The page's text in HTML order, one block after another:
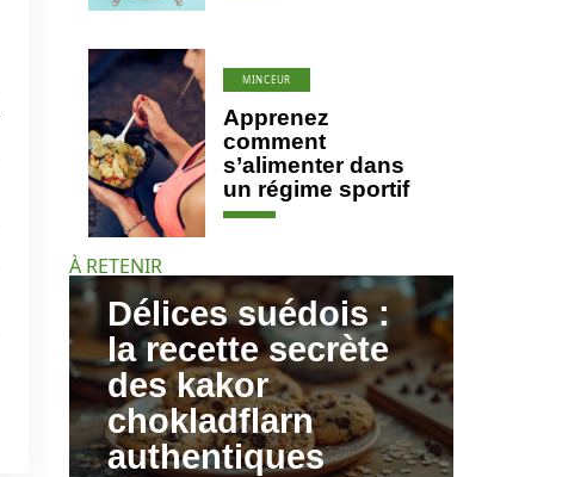
MINCEUR
Apprenez
comment
s’alimenter dans
un régime sportif
À RETENIR
Délices suédois :
la recette secrète
des kakor
chokladflarn
authentiques